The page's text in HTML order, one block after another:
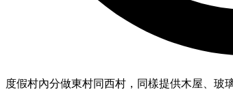
度假村內分做東村同西村，同樣提供木屋、玻